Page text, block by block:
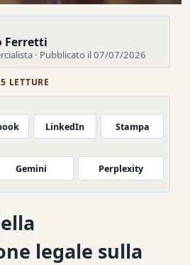
Ferretti
· Pubblicato il 07/07/2026
LETTURE
LinkedIn Stampa
Gemini Perplexity
legale sulla